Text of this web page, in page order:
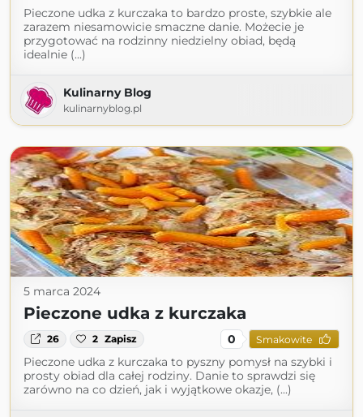
Pieczone udka z kurczaka to bardzo proste, szybkie ale
zarazem niesamowicie smaczne danie. Możecie je
przygotować na rodzinny niedzielny obiad, będą
idealnie (...)
Kulinarny Blog
kulinarnyblog.pl
5 marca 2024
Pieczone udka z kurczaka
26 2 Zapisz 0 Smakowite
Pieczone udka z kurczaka to pyszny pomysł na szybki i
prosty obiad dla całej rodziny. Danie to sprawdzi się
zarówno na co dzień, jak i wyjątkowe okazje, (...)